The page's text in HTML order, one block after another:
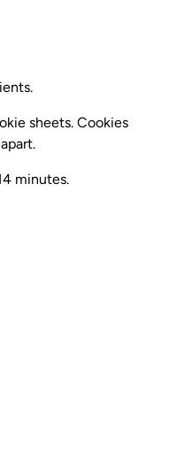
sheets. Cookies
minutes.